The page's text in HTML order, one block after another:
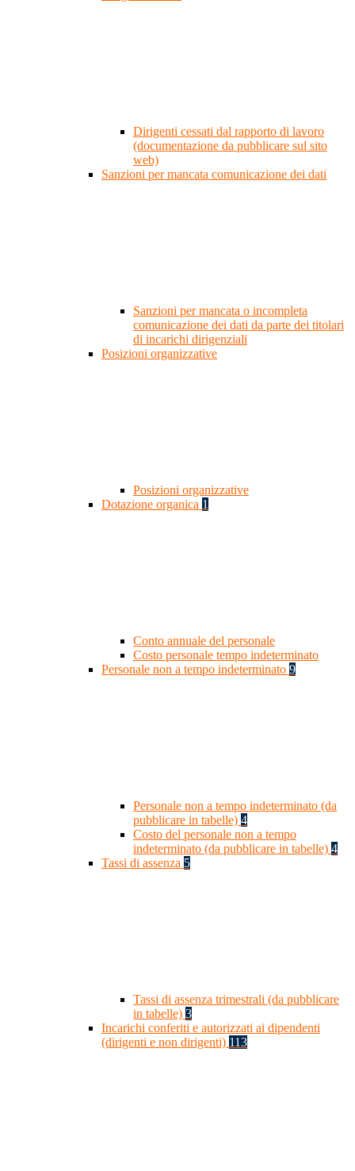
Dirigenti cessati dal rapporto di lavoro
(documentazione da pubblicare sul sito
web)
Sanzioni per mancata comunicazione dei dati
Sanzioni per mancata o incompleta
comunicazione dei dati da parte dei titolari
di incarichi dirigenziali
Posizioni organizzative
Posizioni organizzative
Dotazione organica 1
Conto annuale del personale
Costo personale tempo indeterminato
Personale non a tempo indeterminato 9
Personale non a tempo indeterminato (da
pubblicare in tabelle) 4
Costo del personale non a tempo
indeterminato (da pubblicare in tabelle) 4
Tassi di assenza 5
Tassi di assenza trimestrali (da pubblicare
in tabelle) 3
Incarichi conferiti e autorizzati ai dipendenti
(dirigenti e non dirigenti) 113